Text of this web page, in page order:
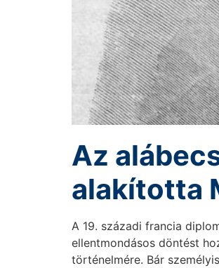
Az
alakította
A 19. századi francia
ellentmondásos döntést
történelmére. Bár